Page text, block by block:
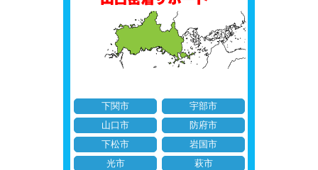
下関市
宇部市
山口市
防府市
下松市
岩国市
光市
萩市